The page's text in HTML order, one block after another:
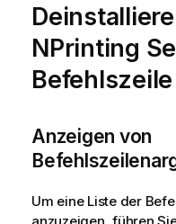
NPrinting
Befehlszeile
Anzeigen von
Um eine Liste der